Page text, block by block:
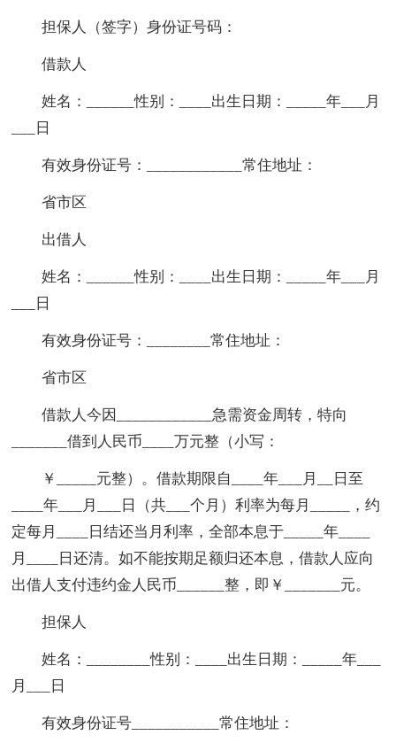
担保人（签字）身份证号码：
借款人
姓名：______性别：____出生日期：_____年___月
___日
有效身份证号：____________常住地址：
省市区
出借人
姓名：______性别：____出生日期：_____年___月
___日
有效身份证号：________常住地址：
省市区
借款人今因____________急需资金周转，特向
_______借到人民币____万元整（小写：
￥_____元整）。借款期限自____年___月__日至
____年___月___日（共___个月）利率为每月_____，约
定每月____日结还当月利率，全部本息于_____年____
月____日还清。如不能按期足额归还本息，借款人应向
出借人支付违约金人民币______整，即￥_______元。
担保人
姓名：________性别：____出生日期：_____年___
月___日
有效身份证号___________常住地址：